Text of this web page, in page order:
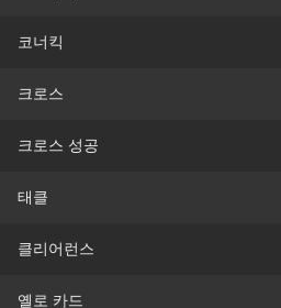
코너킥
크로스
크로스 성공
태클
클리어런스
옐로 카드